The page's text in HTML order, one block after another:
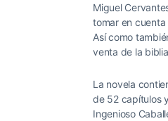
Miguel
tomar en
Así como
venta de la
La novela
de 52 capítulos
Ingenioso